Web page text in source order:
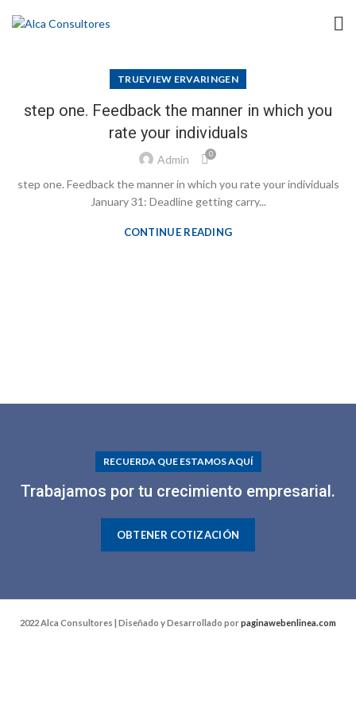
TRUEVIEW ERVARINGEN
step one. Feedback the manner in which you
rate your individuals
Admin 0
step one. Feedback the manner in which you rate your individuals
January 31: Deadline getting carry...
CONTINUE READING
RECUERDA QUE ESTAMOS AQUÍ
Trabajamos por tu crecimiento empresarial.
OBTENER COTIZACIÓN
2022 Alca Consultores | Diseñado y Desarrollado porpaginawebenlinea.com